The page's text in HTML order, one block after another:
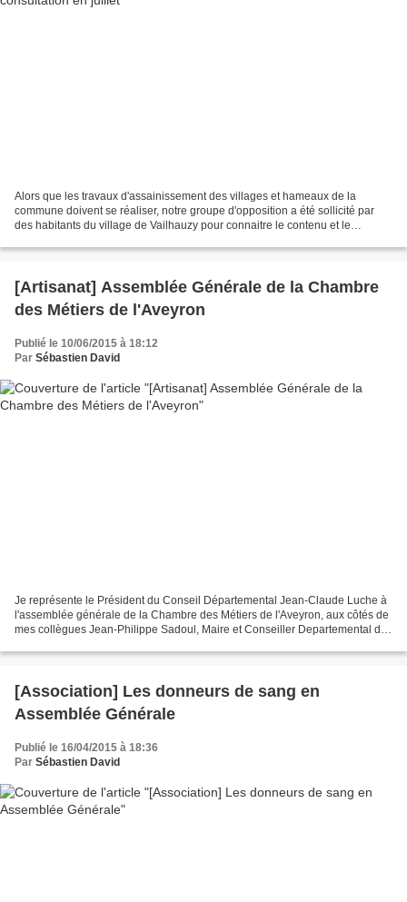
Alors que les travaux d'assainissement des villages et hameaux de la
commune doivent se réaliser, notre groupe d'opposition a été sollicité par
des habitants du village de Vailhauzy pour connaitre le contenu et le
[Artisanat] Assemblée Générale de la Chambre
des Métiers de l'Aveyron
Publié le 10/06/2015 à 18:12
Par Sébastien David
Je représente le Président du Conseil Départemental Jean-Claude Luche à
l'assemblée générale de la Chambre des Métiers de l'Aveyron, aux côtés de
mes collègues Jean-Philippe Sadoul, Maire et Conseiller Departemental de
[Association] Les donneurs de sang en
Assemblée Générale
Publié le 16/04/2015 à 18:36
Par Sébastien David